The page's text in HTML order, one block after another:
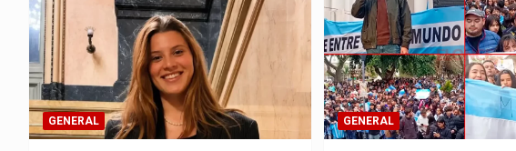
GENERAL GENERAL